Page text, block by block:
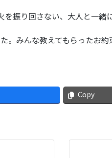
振り回さない、大人と一緒
。みんな教えてもらったお
Copy